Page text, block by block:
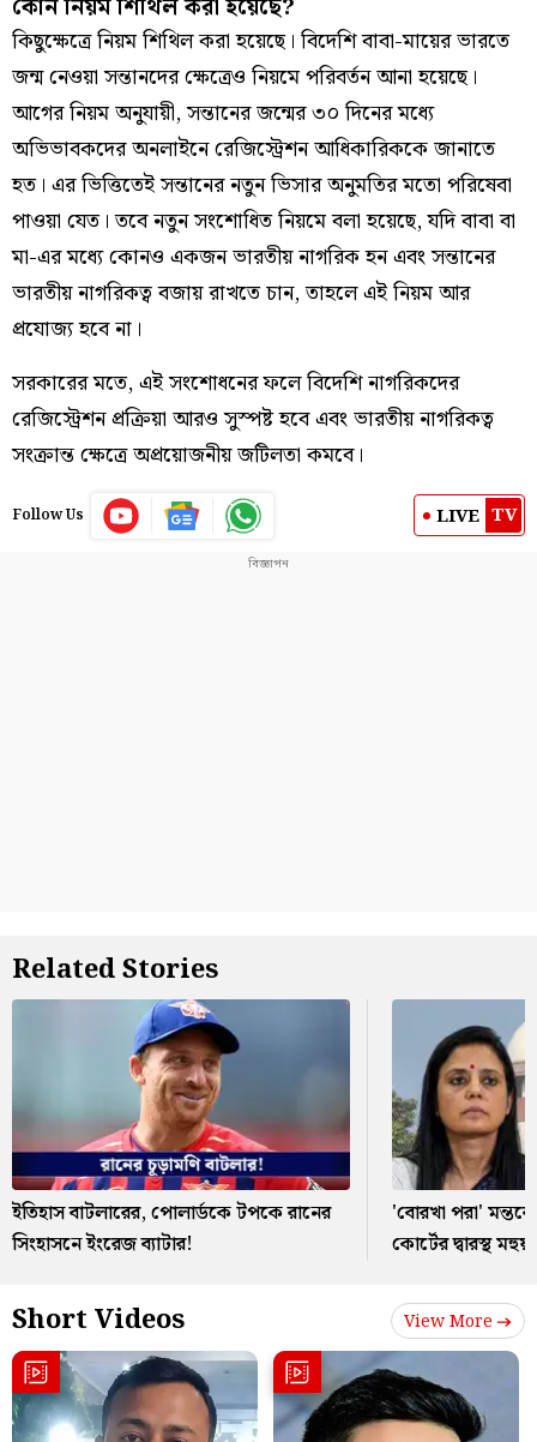
কোন নিয়ম শিথিল করা হয়েছে?
কিছুক্ষেত্রে নিয়ম শিথিল করা হয়েছে। বিদেশি বাবা-মায়ের ভারতে
জন্ম নেওয়া সন্তানদের ক্ষেত্রেও নিয়মে পরিবর্তন আনা হয়েছে।
আগের নিয়ম অনুযায়ী, সন্তানের জন্মের ৩০ দিনের মধ্যে
অভিভাবকদের অনলাইনে রেজিস্ট্রেশন আধিকারিককে জানাতে
হত। এর ভিত্তিতেই সন্তানের নতুন ভিসার অনুমতির মতো পরিষেবা
পাওয়া যেত। তবে নতুন সংশোধিত নিয়মে বলা হয়েছে, যদি বাবা বা
মা-এর মধ্যে কোনও একজন ভারতীয় নাগরিক হন এবং সন্তানের
ভারতীয় নাগরিকত্ব বজায় রাখতে চান, তাহলে এই নিয়ম আর
প্রযোজ্য হবে না।
সরকারের মতে, এই সংশোধনের ফলে বিদেশি নাগরিকদের
রেজিস্ট্রেশন প্রক্রিয়া আরও সুস্পষ্ট হবে এবং ভারতীয় নাগরিকত্ব
সংক্রান্ত ক্ষেত্রে অপ্রয়োজনীয় জটিলতা কমবে।
Follow Us LIVE TV
Related Stories
ইতিহাস বাটলারের, পোলার্ডকে টপকে রানের
সিংহাসনে ইংরেজ ব্যাটার!
'বোরখা পরা'
কোর্টের দ্বারস্থ মহুয়া
Short Videos View More